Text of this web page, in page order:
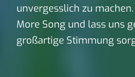
unvergesslich zu
More Song und lass uns
großartige Stimmung